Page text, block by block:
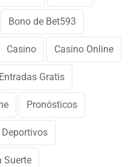
Bono de Bet593
Casino Casino Online
Entradas Gratis
Pronósticos
Suerte